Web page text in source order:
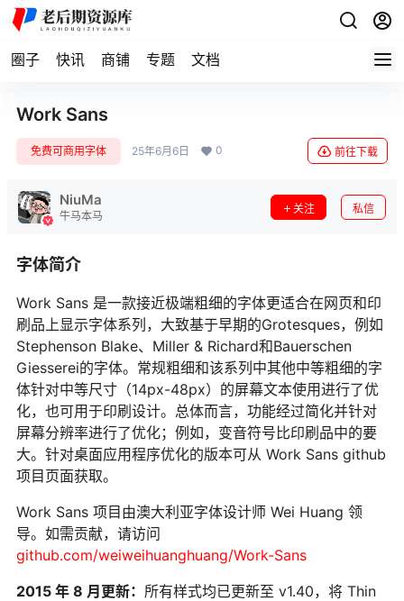
圈子 快讯 商铺 专题 文档
Work Sans
免费可商用字体 25年6月6日 0 前往下载
NiuMa
牛马本马
关注 私信
字体简介
Work Sans 是一款接近极端粗细的字体更适合在网页和印
刷品上显示字体系列，大致基于早期的Grotesques，例如
Stephenson Blake、Miller & Richard和Bauerschen
Giesserei的字体。常规粗细和该系列中其他中等粗细的字
体针对中等尺寸（14px-48px）的屏幕文本使用进行了优
化，也可用于印刷设计。总体而言，功能经过简化并针对
屏幕分辨率进行了优化；例如，变音符号比印刷品中的要
大。针对桌面应用程序优化的版本可从 Work Sans github
项目页面获取。
Work Sans 项目由澳大利亚字体设计师 Wei Huang 领
导。如需贡献，请访问
github.com/weiweihuanghuang/Work-Sans
2015 年 8 月更新： 所有样式均已更新至 v1.40，将 Thin